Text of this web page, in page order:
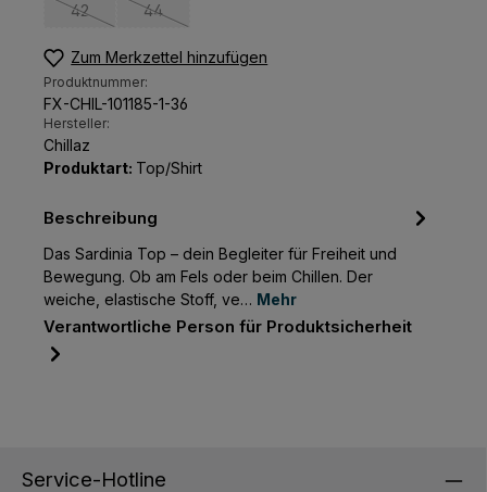
42
(Diese Option ist zurzeit nicht verfügbar.)
44
(Diese Option ist zurzeit nicht verfügbar.)
Zum Merkzettel hinzufügen
Produktnummer:
FX-CHIL-101185-1-36
Hersteller:
Chillaz
Produktart: Top/Shirt
Beschreibung
Das Sardinia Top – dein Begleiter für Freiheit und
Bewegung. Ob am Fels oder beim Chillen. Der
weiche, elastische Stoff, ve… Mehr
Verantwortliche Person für Produktsicherheit
Service-Hotline